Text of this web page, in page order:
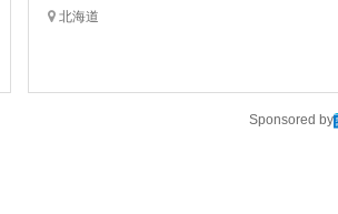
北海道
Sponsored by